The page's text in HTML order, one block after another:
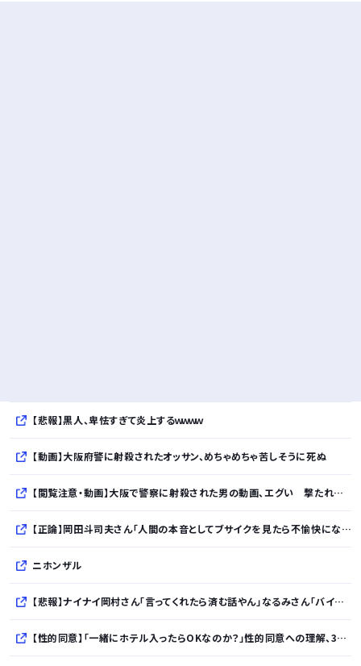
【悲報】黒人、卑怯すぎて炎上するｗｗｗｗ
【動画】大阪府警に射殺されたオッサン、めちゃめちゃ苦しそうに死ぬ
【閲覧注意・動画】大阪で警察に射殺された男の動画、エグい 撃たれてから叫びながら苦しみもがいて死ぬ
【正論】岡田斗司夫さん「人間の本音としてブサイクを見たら不愉快になる。この責任をどうとるんだ」ｗｗｗｗｗｗｗｗｗｗ
ニホンザル
【悲報】ナイナイ岡村さん「言ってくれたら済む話やん」なるみさん「バイトやったらクビやで」・・・・・・・・・
【性的同意】「一緒にホテル入ったらOKなのか？」性的同意への理解、3人に1人が不十分…NGO調査でギャップ浮き彫り